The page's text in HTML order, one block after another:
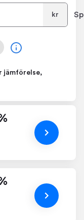
kr
jämförelse,